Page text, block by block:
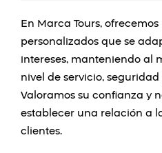
En Marca Tours,
personalizados que se
intereses, manteniendo al
nivel de servicio,
Valoramos su confianza y
establecer una relación a
clientes.